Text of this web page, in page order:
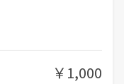
￥1,000